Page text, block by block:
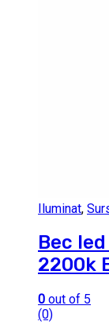
Iluminat,
Bec
2200k
0 out of 5
(0)